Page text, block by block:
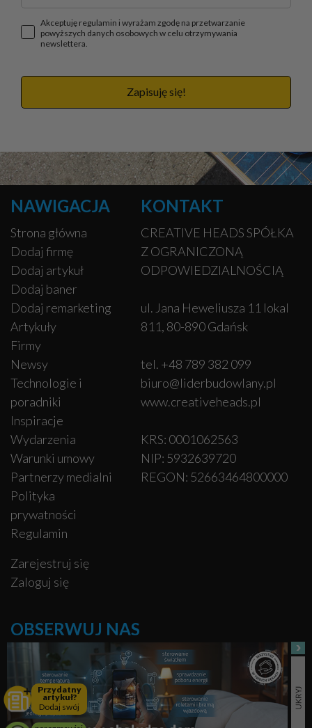
Przydatny
artykuł?
Dodaj swój
Akceptuję regulamin i wyrażam zgodę na przetwarzanie
powyższych danych osobowych w celu otrzymywania
newslettera.
Zapisuję się!
NAWIGACJA
Strona główna
Dodaj firmę
Dodaj artykuł
Dodaj baner
Dodaj remarketing
Artykuły
Firmy
Newsy
Technologie i
poradniki
Inspiracje
Wydarzenia
Warunki umowy
Partnerzy medialni
Polityka
prywatności
Regulamin
Zarejestruj się
Zaloguj się
KONTAKT
CREATIVE HEADS SPÓŁKA
Z OGRANICZONĄ
ODPOWIEDZIALNOŚCIĄ
ul. Jana Heweliusza 11 lokal
811, 80-890 Gdańsk
tel. +48 789 382 099
biuro@liderbudowlany.pl
www.creativeheads.pl
KRS: 0001062563
NIP: 5932639720
REGON: 52663464800000
OBSERWUJ NAS
Facebook
Pinterest